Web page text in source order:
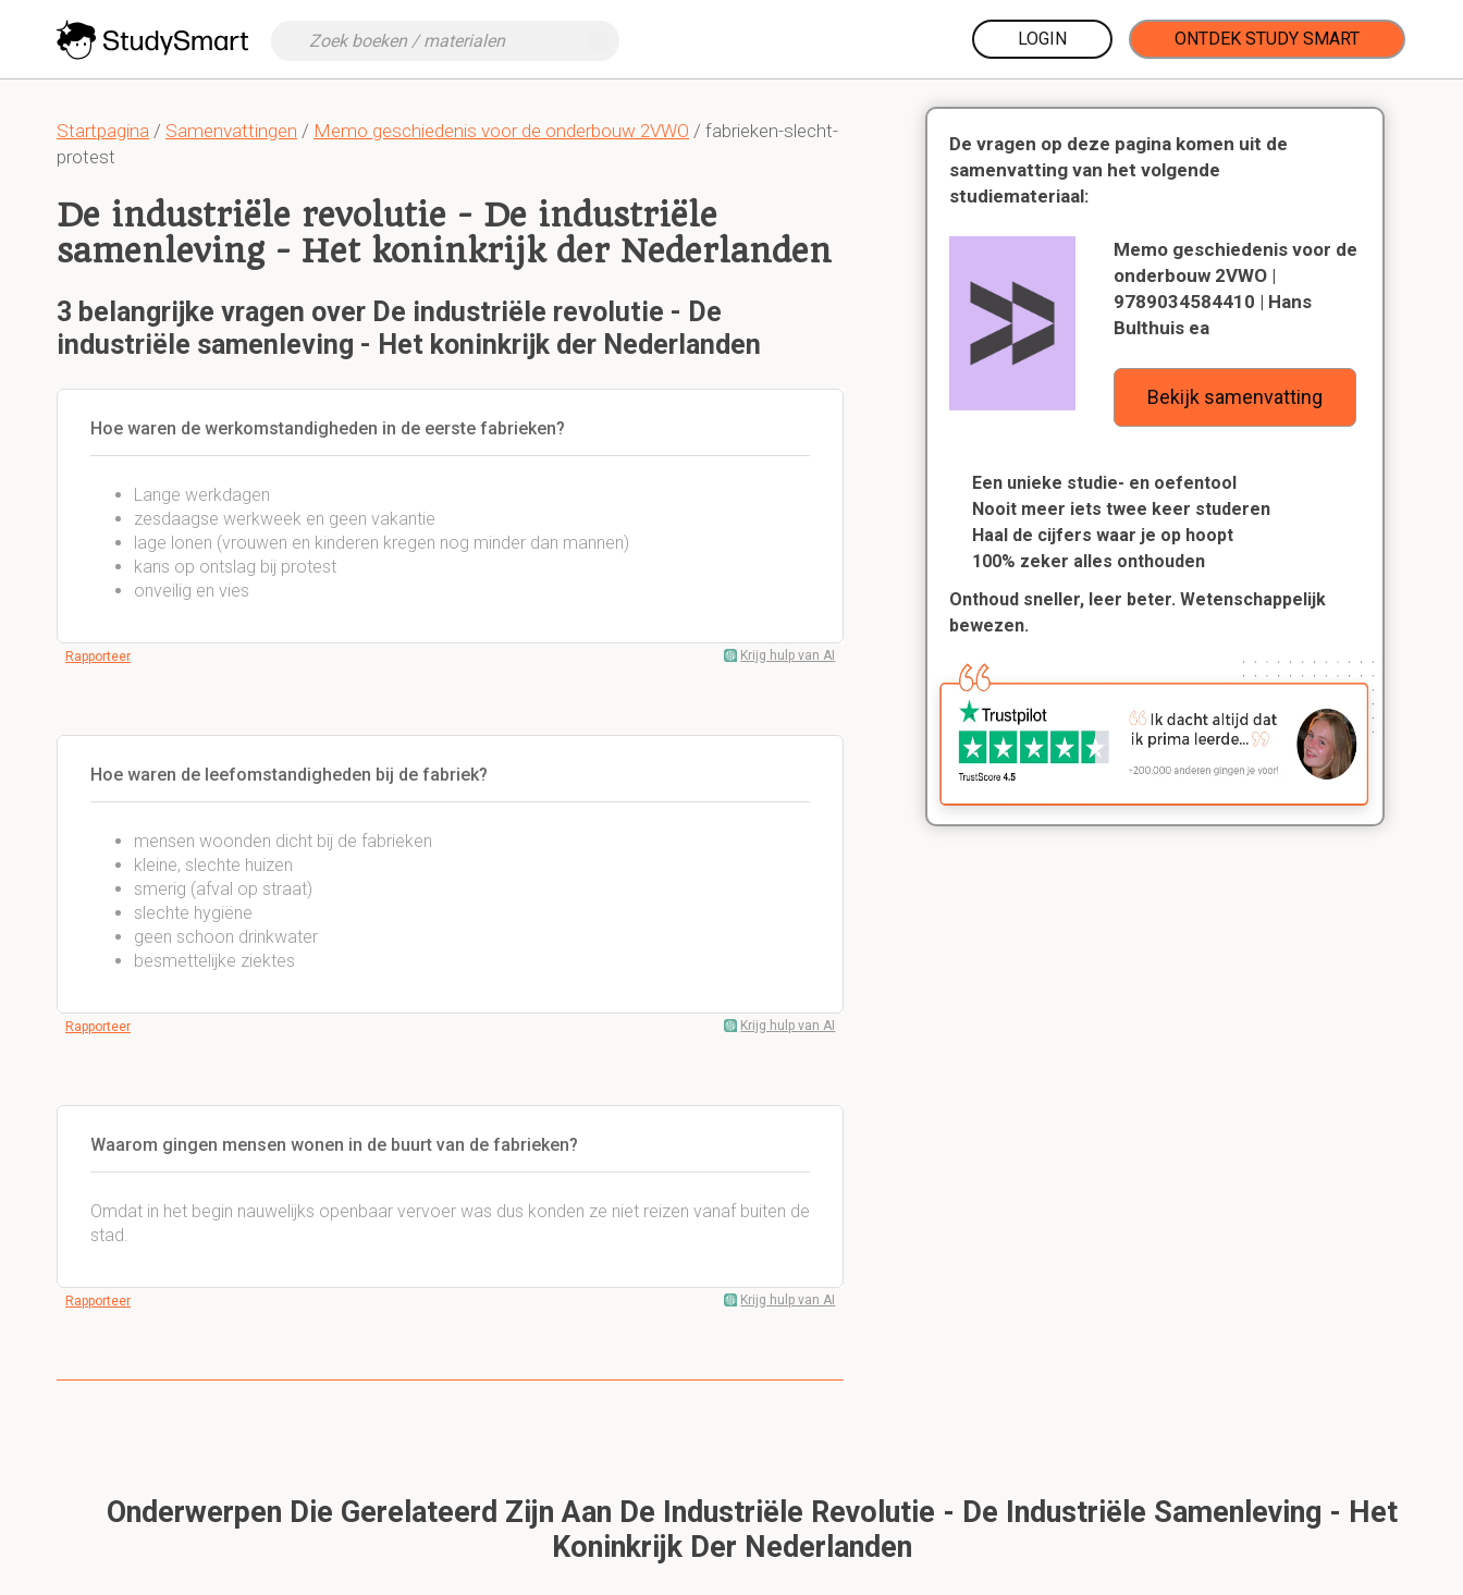
LOGIN ONTDEK STUDY SMART
Startpagina / Samenvattingen / Memo geschiedenis voor de onderbouw 2VWO / fabrieken-slecht-
protest
De industriële revolutie - De industriële
samenleving - Het koninkrijk der Nederlanden
3 belangrijke vragen over De industriële revolutie - De
industriële samenleving - Het koninkrijk der Nederlanden
Hoe waren de werkomstandigheden in de eerste fabrieken?
Lange werkdagen
zesdaagse werkweek en geen vakantie
lage lonen (vrouwen en kinderen kregen nog minder dan mannen)
kans op ontslag bij protest
onveilig en vies
Rapporteer Krijg hulp van AI
Hoe waren de leefomstandigheden bij de fabriek?
mensen woonden dicht bij de fabrieken
kleine, slechte huizen
smerig (afval op straat)
slechte hygiëne
geen schoon drinkwater
besmettelijke ziektes
Rapporteer Krijg hulp van AI
Waarom gingen mensen wonen in de buurt van de fabrieken?
Omdat in het begin nauwelijks openbaar vervoer was dus konden ze niet reizen vanaf buiten de
stad.
Rapporteer Krijg hulp van AI
De vragen op deze pagina komen uit de
samenvatting van het volgende
studiemateriaal:
Memo geschiedenis voor de
onderbouw 2VWO |
9789034584410 | Hans
Bulthuis ea
Bekijk samenvatting
Een unieke studie- en oefentool
Nooit meer iets twee keer studeren
Haal de cijfers waar je op hoopt
100% zeker alles onthouden
Onthoud sneller, leer beter. Wetenschappelijk
bewezen.
Onderwerpen Die Gerelateerd Zijn Aan De Industriële Revolutie - De Industriële Samenleving - Het
Koninkrijk Der Nederlanden